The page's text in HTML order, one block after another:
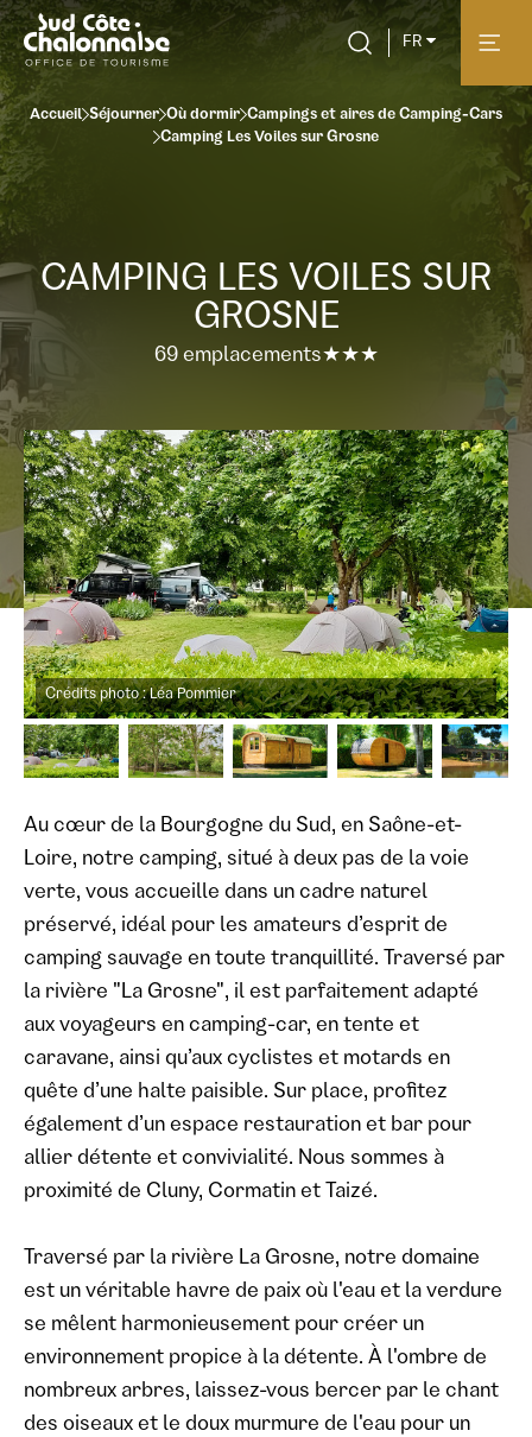
FR
Accueil Séjourner Où dormir Campings et aires de Camping-Cars
Camping Les Voiles sur Grosne
CAMPING LES VOILES SUR
GROSNE
69 emplacements★★★
Crédits photo : Léa Pommier
Au cœur de la Bourgogne du Sud, en Saône-et-
Loire, notre camping, situé à deux pas de la voie
verte, vous accueille dans un cadre naturel
préservé, idéal pour les amateurs d’esprit de
camping sauvage en toute tranquillité. Traversé par
la rivière "La Grosne", il est parfaitement adapté
aux voyageurs en camping-car, en tente et
caravane, ainsi qu’aux cyclistes et motards en
quête d’une halte paisible. Sur place, profitez
également d’un espace restauration et bar pour
allier détente et convivialité. Nous sommes à
proximité de Cluny, Cormatin et Taizé.
Traversé par la rivière La Grosne, notre domaine
est un véritable havre de paix où l'eau et la verdure
se mêlent harmonieusement pour créer un
environnement propice à la détente. À l'ombre de
nombreux arbres, laissez-vous bercer par le chant
des oiseaux et le doux murmure de l'eau pour un